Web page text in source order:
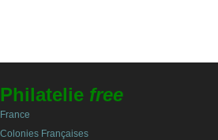
Philatelie free
France
Colonies Françaises